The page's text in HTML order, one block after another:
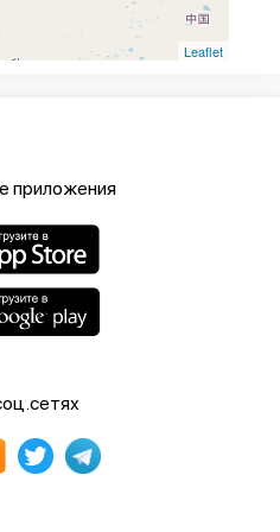
Leaflet
приложения